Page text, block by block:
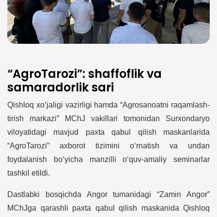
“AgroTarozi”: shaffoflik va
samaradorlik sari
Qishloq xo‘jaligi vazirligi hamda “Agrosanoatni raqamlash­
tirish markazi” MChJ vakillari tomonidan Surxondaryo
viloyatidagi mavjud paxta qabul qilish maskanlarida
“AgroTarozi” axborot tizimini o‘rnatish va undan
foydalanish bo‘yicha manzilli o‘quv-amaliy seminarlar
tashkil etildi.
Dastlabki bosqichda Angor tumanidagi “Zamin Angor”
MChJga qarashli paxta qabul qilish maskanida Qishloq